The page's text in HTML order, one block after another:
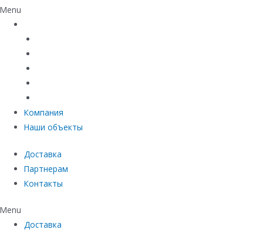
Menu
Компания
Наши объекты
Доставка
Партнерам
Контакты
Menu
Доставка